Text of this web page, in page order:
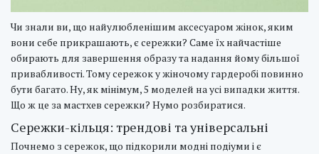
Чи знали ви, що найулюбленішим аксесуаром жінок, яким
вони себе прикрашають, є сережки? Саме їх найчастіше
обирають для завершення образу та надання йому більшої
привабливості. Тому сережок у жіночому гардеробі повинно
бути багато. Ну, як мінімум, 5 моделей на усі випадки життя.
Що ж це за мастхев сережки? Нумо розбиратися.
Сережки-кільця: трендові та універсальні
Почнемо з сережок, що підкорили модні подіуми і є